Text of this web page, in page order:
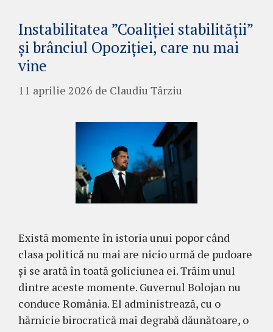
Instabilitatea ”Coaliției stabilității”
și brânciul Opoziției, care nu mai
vine
11 aprilie 2026 de Claudiu Târziu
Există momente în istoria unui popor când
clasa politică nu mai are nicio urmă de pudoare
și se arată în toată goliciunea ei. Trăim unul
dintre aceste momente. Guvernul Bolojan nu
conduce România. El administrează, cu o
hărnicie birocratică mai degrabă dăunătoare, o